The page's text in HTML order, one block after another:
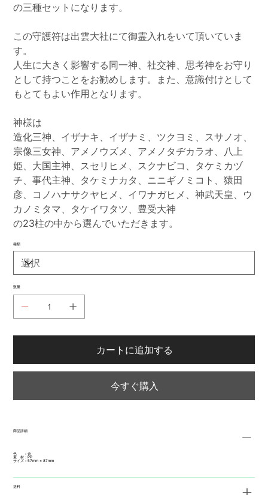
の三種セットになります。
この守護符は出雲大社にて御霊入れをいて頂いていま
す。
人生に大きく影響する同一神、社交神、思考神をお守り
として持つことをお勧めします。また、意識付けとして
もとてもよい作用となります。
神様は
造化三神、イザナキ、イザナミ、ツクヨミ、スサノオ、
宗像三女神、アメノウズメ、アメノタヂカラオ、八上
姫、大国主神、スセリヒメ、スクナビコ、タケミカヅ
チ、事代主神、タケミナカタ、ニニギノミコト、猿田
彦、コノハナサクヤヒメ、イワナガヒメ、神武天皇、ウ
カノミタマ、タケイワタツ、豊受大神
の23柱の中から選んでいただきます。
種類
数量
カートに追加する
今すぐ購入
商品詳細
色 ：金
素 材：PP
サイズ：57mm × 87mm
送料